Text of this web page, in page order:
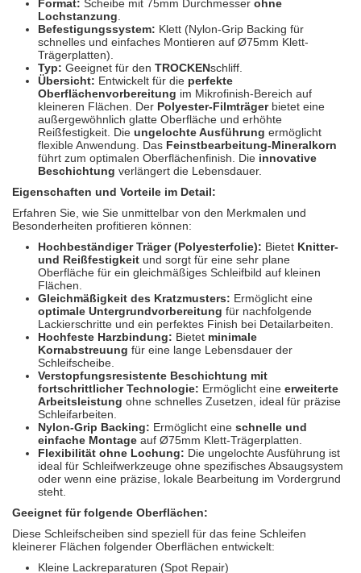
(1)
ZVG
Format: Scheibe mit 75mm Durchmesser ohne
Lochstanzung
Befestigungssystem: Klett (Nylon-Grip Backing für
schnelles und einfaches Montieren auf Ø75mm Klett-
Trägerplatten).
Typ: Geeignet für den TROCKENschliff.
Übersicht: Entwickelt für die perfekte
Oberflächenvorbereitung im Mikrofinish-Bereich auf
kleineren Flächen. Der Polyester-Filmträgerbietet eine
außergewöhnlich glatte Oberfläche und erhöhte
Reißfestigkeit. Die ungelochte Ausführung ermöglicht
flexible Anwendung. Das Feinstbearbeitung-Mineralkorn
führt zum optimalen Oberflächenfinish. Die innovative
Beschichtung verlängert die Lebensdauer.
Eigenschaften und Vorteile im Detail:
Erfahren Sie, wie Sie unmittelbar von den Merkmalen und
Besonderheiten profitieren können:
Hochbeständiger Träger (Polyesterfolie): Bietet Knitter-
und Reißfestigkeit und sorgt für eine sehr plane
Oberfläche für ein gleichmäßiges Schleifbild auf kleinen
Flächen.
Gleichmäßigkeit des Kratzmusters: Ermöglicht eine
optimale Untergrundvorbereitung für nachfolgende
Lackierschritte und ein perfektes Finish bei Detailarbeiten.
Hochfeste Harzbindung: Bietet minimale
Kornabstreuung für eine lange Lebensdauer der
Schleifscheibe.
Verstopfungsresistente Beschichtung mit
fortschrittlicher Technologie: Ermöglicht eine erweiterte
Arbeitsleistung ohne schnelles Zusetzen, ideal für präzise
Schleifarbeiten.
Nylon-Grip Backing: Ermöglicht eine schnelle und
einfache Montage auf Ø75mm Klett-Trägerplatten.
Flexibilität ohne Lochung: Die ungelochte Ausführung ist
ideal für Schleifwerkzeuge ohne spezifisches Absaugsystem
oder wenn eine präzise, lokale Bearbeitung im Vordergrund
steht.
Geeignet für folgende Oberflächen:
Diese Schleifscheiben sind speziell für das feine Schleifen
kleinerer Flächen folgender Oberflächen entwickelt:
Kleine Lackreparaturen (Spot Repair)